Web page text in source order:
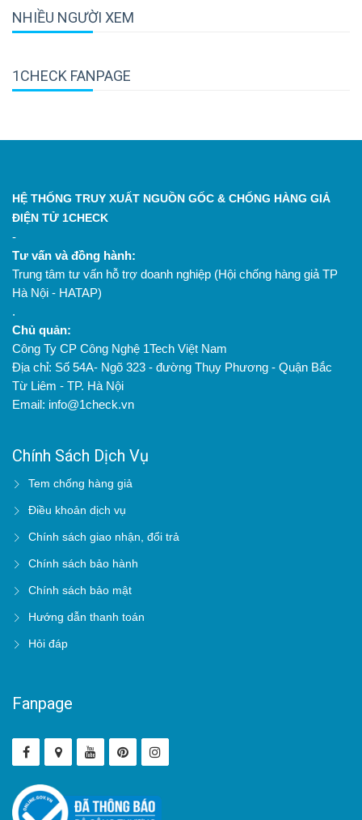
NHIỀU NGƯỜI XEM
1CHECK FANPAGE
HỆ THỐNG TRUY XUẤT NGUỒN GỐC & CHỐNG HÀNG GIẢ
ĐIỆN TỬ 1CHECK
-
Tư vấn và đồng hành:
Trung tâm tư vấn hỗ trợ doanh nghiệp (Hội chống hàng giả TP
Hà Nội - HATAP)
.
Chủ quản:
Công Ty CP Công Nghệ 1Tech Việt Nam
Địa chỉ: Số 54A- Ngõ 323 - đường Thụy Phương - Quận Bắc
Từ Liêm - TP. Hà Nội
Email: info@1check.vn
Chính Sách Dịch Vụ
Tem chống hàng giả
Điều khoản dịch vụ
Chính sách giao nhận, đổi trả
Chính sách bảo hành
Chính sách bảo mật
Hướng dẫn thanh toán
Hỏi đáp
Fanpage